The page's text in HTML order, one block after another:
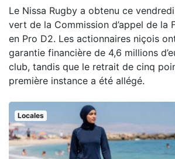
Le Nissa Rugby a obtenu ce
vert de la Commission d’appel de la
en Pro D2. Les actionnaires niçois
garantie financière de 4,6 millions
club, tandis que le retrait de cinq
première instance a été allégé.
Locales